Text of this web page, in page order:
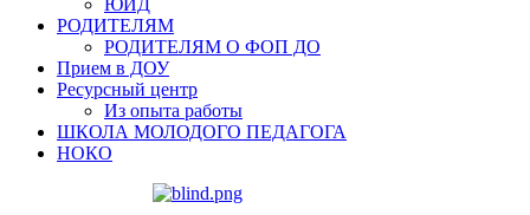
РОДИТЕЛЯМ
РОДИТЕЛЯМ О ФОП ДО
Прием в ДОУ
Ресурсный центр
Из опыта работы
ШКОЛА МОЛОДОГО ПЕДАГОГА
НОКО